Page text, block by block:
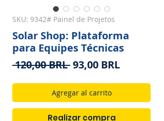
SKU: 9342# Painel de Projetos
Solar Shop: Plataforma
para Equipes Técnicas
120,00 BRL Precio
93,00 BRLPrecio
oferta
Agregar al carrito
Realizar compra